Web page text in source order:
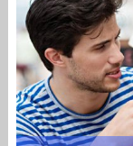
zdradziło
kiedyś"